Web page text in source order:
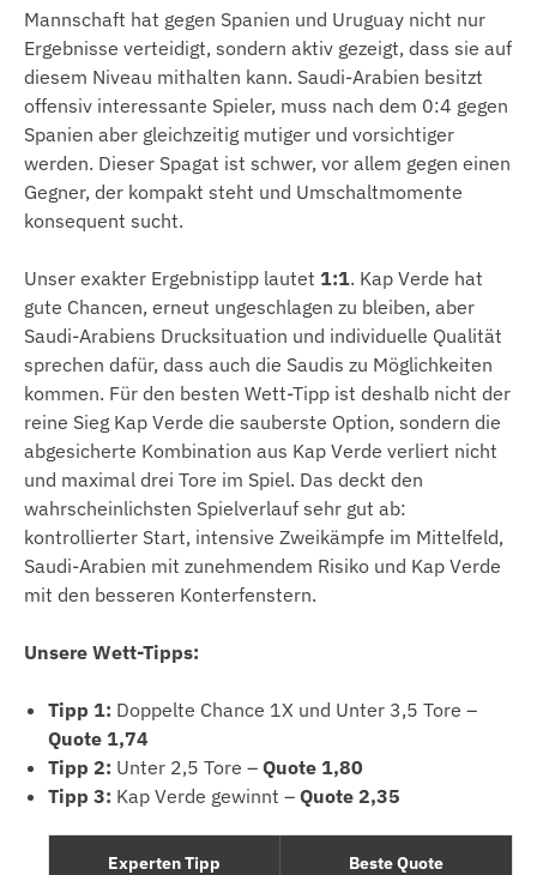
Mannschaft hat gegen Spanien und Uruguay nicht nur
Ergebnisse verteidigt, sondern aktiv gezeigt, dass sie auf
diesem Niveau mithalten kann. Saudi-Arabien besitzt
offensiv interessante Spieler, muss nach dem 0:4 gegen
Spanien aber gleichzeitig mutiger und vorsichtiger
werden. Dieser Spagat ist schwer, vor allem gegen einen
Gegner, der kompakt steht und Umschaltmomente
konsequent sucht.
Unser exakter Ergebnistipp lautet 1:1. Kap Verde hat
gute Chancen, erneut ungeschlagen zu bleiben, aber
Saudi-Arabiens Drucksituation und individuelle Qualität
sprechen dafür, dass auch die Saudis zu Möglichkeiten
kommen. Für den besten Wett-Tipp ist deshalb nicht der
reine Sieg Kap Verde die sauberste Option, sondern die
abgesicherte Kombination aus Kap Verde verliert nicht
und maximal drei Tore im Spiel. Das deckt den
wahrscheinlichsten Spielverlauf sehr gut ab:
kontrollierter Start, intensive Zweikämpfe im Mittelfeld,
Saudi-Arabien mit zunehmendem Risiko und Kap Verde
mit den besseren Konterfenstern.
Unsere Wett-Tipps:
Tipp 1: Doppelte Chance 1X und Unter 3,5 Tore –
Quote 1,74
Tipp 2: Unter 2,5 Tore – Quote 1,80
Tipp 3: Kap Verde gewinnt – Quote 2,35
Experten Tipp Beste Quote